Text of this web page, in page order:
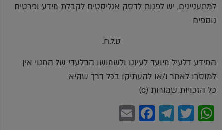
למתעניינים, יש לפנות לדסק אנליסטים לקבלת מידע ופרטים
נוספים
ט.ל.ח.
המידע דלעיל מיועד לעיונו ולשמושו הבלעדי של המנוי אין
למוסרו לאחר ו/או להעתיקו בכל דרך שהיא
כל הזכויות שמורות (c)
WhatsApp
Twitter
Telegram
Facebook